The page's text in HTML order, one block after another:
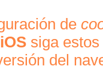
de
siga
del